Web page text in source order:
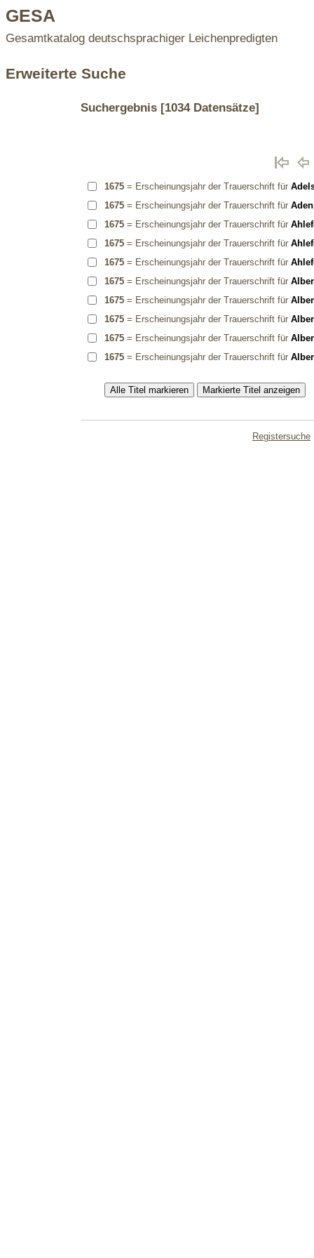
GESA
Gesamtkatalog deutschsprachiger Leichenpredigten
Erweiterte Suche
Suchergebnis[1034 Datensätze]
1675= Erscheinungsjahr der Trauerschrift für
1675= Erscheinungsjahr der Trauerschrift für
1675= Erscheinungsjahr der Trauerschrift für
1675= Erscheinungsjahr der Trauerschrift für
1675= Erscheinungsjahr der Trauerschrift für
1675= Erscheinungsjahr der Trauerschrift für
1675= Erscheinungsjahr der Trauerschrift für
1675= Erscheinungsjahr der Trauerschrift für
1675= Erscheinungsjahr der Trauerschrift für
1675= Erscheinungsjahr der Trauerschrift für
Registersuche